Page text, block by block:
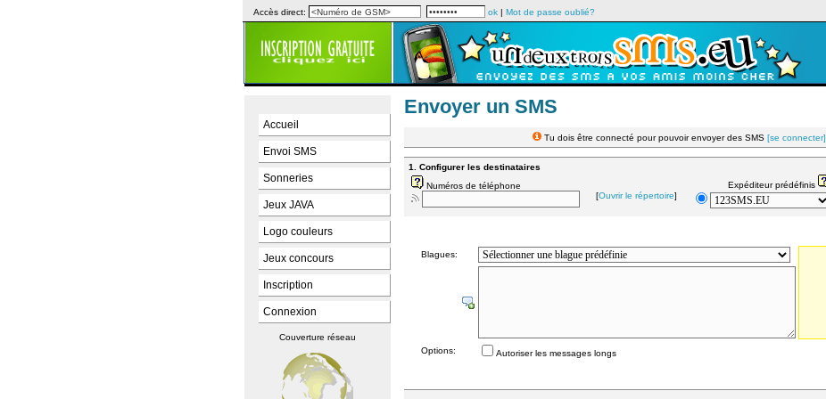
Accès direct: ok | Mot de passe oublié?
Accueil
Envoi SMS
Sonneries
Jeux JAVA
Logo couleurs
Jeux concours
Inscription
Connexion
Couverture réseau
Envoyer un SMS
Tu dois être connecté pour pouvoir envoyer des SMS [se connecter]
1. Configurer les destinataires
Numéros de téléphone
[Ouvrir le répertoire]
Expéditeur prédéfinis
Blagues:
Options: Autoriser les messages longs